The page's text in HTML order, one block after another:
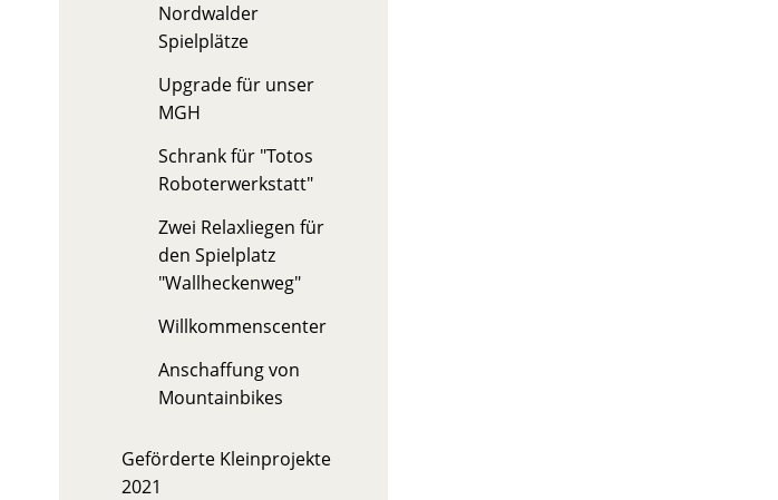
Nordwalder
Spielplätze
Upgrade für unser
MGH
Schrank für "Totos
Roboterwerkstatt"
Zwei Relaxliegen für
den Spielplatz
"Wallheckenweg"
Willkommenscenter
Anschaffung von
Mountainbikes
Geförderte Kleinprojekte
2021